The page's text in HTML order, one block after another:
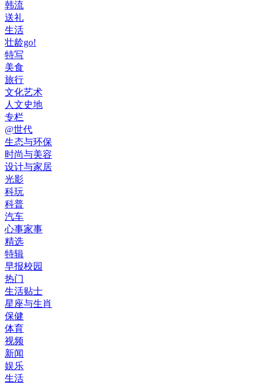
韩流
送礼
生活
壮龄go!
特写
美食
旅行
文化艺术
人文史地
专栏
@世代
生态与环保
时尚与美容
设计与家居
光影
科玩
科普
汽车
心事家事
精选
特辑
早报校园
热门
生活贴士
星座与生肖
保健
体育
视频
新闻
娱乐
生活